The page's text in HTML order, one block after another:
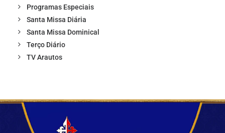
Programas Especiais
Santa Missa Diária
Santa Missa Dominical
Terço Diário
TV Arautos